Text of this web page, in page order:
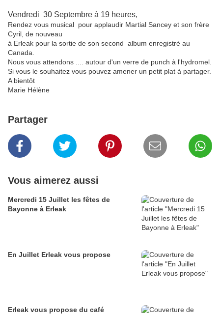
Vendredi 30 Septembre à 19 heures,
Rendez vous musical pour applaudir Martial Sancey et son frère
Cyril, de nouveau
à Erleak pour la sortie de son second album enregistré au
Canada.
Nous vous attendons .... autour d'un verre de punch à l'hydromel.
Si vous le souhaitez vous pouvez amener un petit plat à partager.
A bientôt
Marie Hélène
Partager
Vous aimerez aussi
Mercredi 15 Juillet les fêtes de
Bayonne à Erleak
En Juillet Erleak vous propose
Erleak vous propose du café